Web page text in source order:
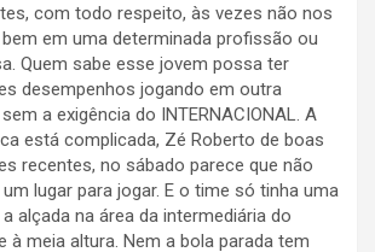
com todo respeito, às vezes não nos
em uma determinada profissão ou
Quem sabe esse jovem possa ter
desempenhos jogando em outra
a exigência do INTERNACIONAL. A
está complicada, Zé Roberto de boas
recentes, no sábado parece que não
lugar para jogar. E o time só tinha uma
alçada na área da intermediária do
à meia altura. Nem a bola parada tem